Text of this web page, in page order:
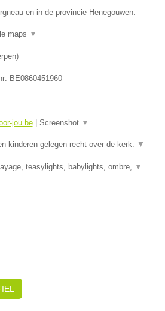
en in de provincie Henegouwen.
maps ▼
)
BE0860451960
jou.be| Screenshot ▼
kinderen gelegen recht over de kerk. ▼
teasylights, babylights, ombre, ▼